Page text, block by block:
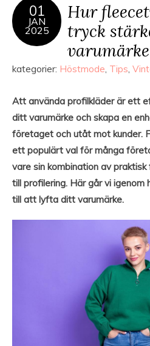
01
JAN
2025
Hur
tryck
varumärke
kategorier: Höstmode, Tips,
Att använda profilkläder är ett
ditt varumärke och skapa en
företaget och utåt mot kunder.
ett populärt val för många
vare sin kombination av
till profilering. Här går vi igenom
till att lyfta ditt varumärke.